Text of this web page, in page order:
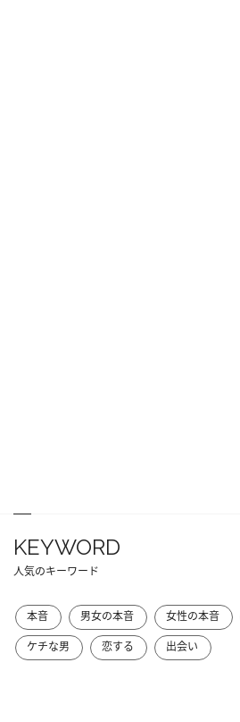
KEYWORD
人気のキーワード
本音 男女の本音 女性の本音
ケチな男
恋する 出会い